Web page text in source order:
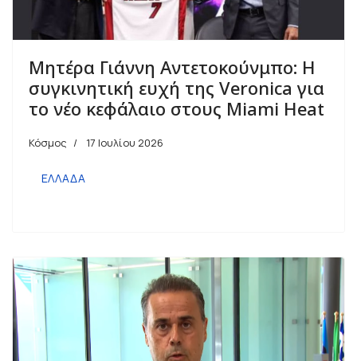
Μητέρα Γιάννη Αντετοκούνμπο: Η
συγκινητική ευχή της Veronica για
το νέο κεφάλαιο στους Miami Heat
Κόσμος 17 Ιουλίου 2026
ΕΛΛΑΔΑ